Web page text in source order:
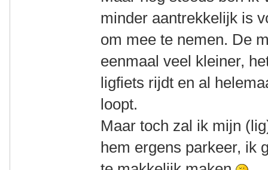
minder aantrekkelijk is
om mee te nemen. De
eenmaal veel kleiner,
ligfiets rijdt en al
loopt.
Maar toch zal ik mijn
hem ergens parkeer, ik